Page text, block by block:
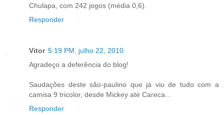
Chulapa, com 242 jogos (média 0,6).
Responder
Vitor 5:19 PM, julho 22, 2010
Agradeço a deferência do blog!
Saudações deste são-paulino que já viu de tudo com a
camisa 9 tricolor, desde Mickey até Careca...
Responder